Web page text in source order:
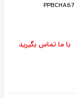
با ما تماس بگیرید